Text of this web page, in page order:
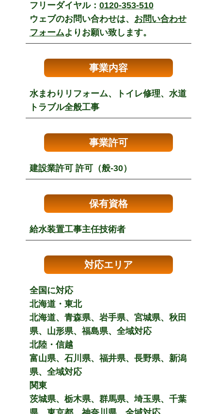
フリーダイヤル： 0120-353-510
ウェブのお問い合わせは、 お問い合わせ
フォームよりお願い致します。
事業内容
水まわりリフォーム、トイレ修理、水道
トラブル全般工事
事業許可
建設業許可 許可（般-30）
保有資格
給水装置工事主任技術者
対応エリア
全国に対応
北海道・東北
北海道、青森県、岩手県、宮城県、秋田
県、山形県、福島県、全域対応
北陸・信越
富山県、石川県、福井県、長野県、新潟
県、全域対応
関東
茨城県、栃木県、群馬県、埼玉県、千葉